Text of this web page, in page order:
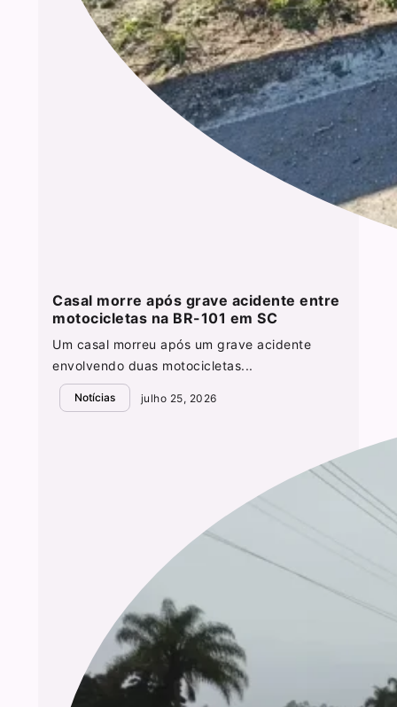
Casal morre após grave acidente entre
motocicletas na BR-101 em SC
Um casal morreu após um grave acidente
envolvendo duas motocicletas...
Notícias julho 25, 2026